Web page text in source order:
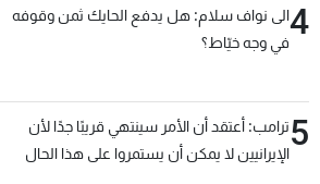
4الى نواف سلام: هل يدفع الحايك ثمن وقوفه
في وجه خيّاط؟
5ترامب: أعتقد أن الأمر سينتهي قريبًا جدًا لأن
الإيرانيين لا يمكن أن يستمروا على هذا الحال